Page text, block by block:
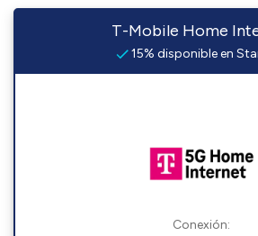
T-Mobile Home
15% disponible en
Conexión: